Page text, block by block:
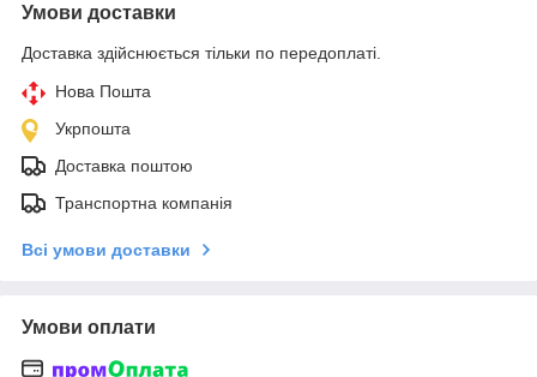
Умови доставки
Доставка здійснюється тільки по передоплаті.
Нова Пошта
Укрпошта
Доставка поштою
Транспортна компанія
Всі умови доставки
Умови оплати